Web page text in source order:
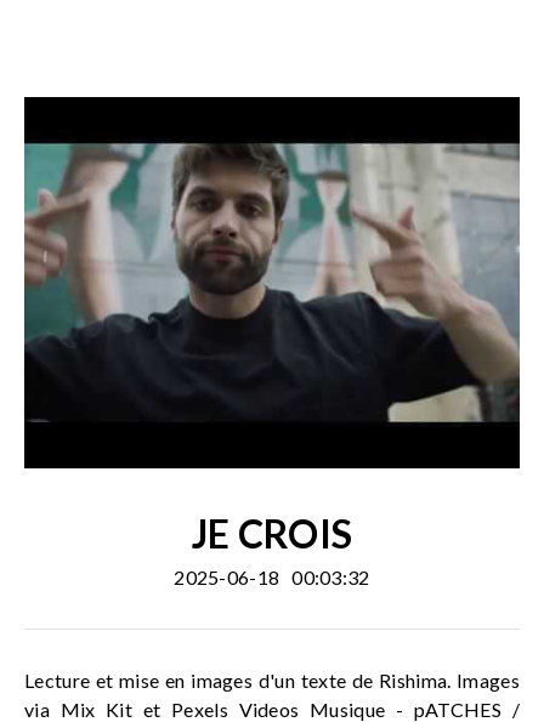
JE CROIS
2025-06-18 00:03:32
Lecture et mise en images d'un texte de Rishima. Images
via Mix Kit et Pexels Videos Musique - pATCHES /